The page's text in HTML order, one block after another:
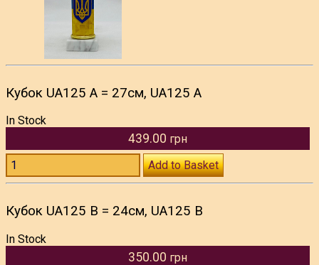
Кубок UA125 A = 27см, UA125 A
In Stock
439.00 грн
Add to Basket
Кубок UA125 B = 24см, UA125 B
In Stock
350.00 грн